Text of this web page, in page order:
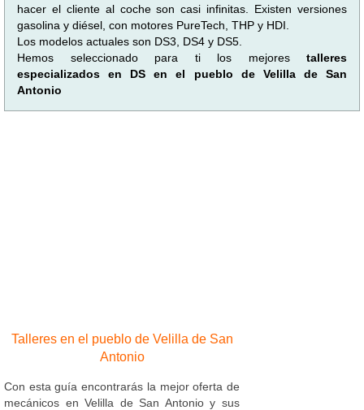
hacer el cliente al coche son casi infinitas. Existen versiones
gasolina y diésel, con motores PureTech, THP y HDI.
Los modelos actuales son DS3, DS4 y DS5.
Hemos seleccionado para ti los mejores talleres
especializados en DS en el pueblo de Velilla de San
Antonio
Talleres en el pueblo de Velilla de San
Antonio
Con esta guía encontrarás la mejor oferta de
mecánicos en Velilla de San Antonio y sus